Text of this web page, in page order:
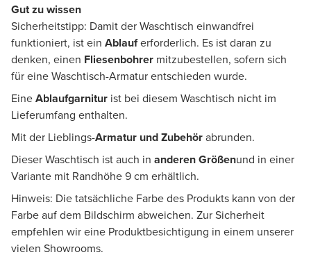
Gut zu wissen
Sicherheitstipp: Damit der Waschtisch einwandfrei
funktioniert, ist ein Ablauferforderlich. Es ist daran zu
denken, einen Fliesenbohrer mitzubestellen, sofern sich
für eine Waschtisch-Armatur entschieden wurde.
EineAblaufgarnitur ist bei diesem Waschtisch nicht im
Lieferumfang enthalten.
Mit der Lieblings-Armatur und Zubehörabrunden.
Dieser Waschtisch ist auch in anderen Größenund in einer
Variante mit Randhöhe 9 cm erhältlich.
Hinweis: Die tatsächliche Farbe des Produkts kann von der
Farbe auf dem Bildschirm abweichen. Zur Sicherheit
empfehlen wir eine Produktbesichtigung in einem unserer
vielen Showrooms.